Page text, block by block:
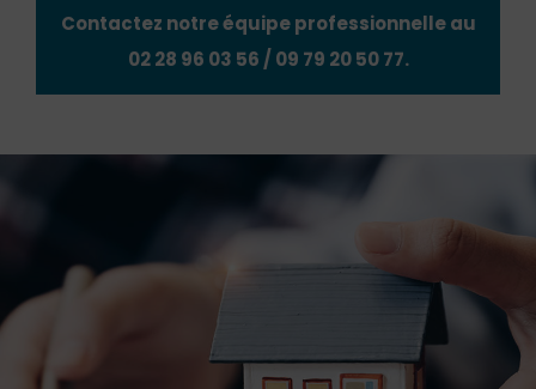
Contactez notre équipe professionnelle au
02 28 96 03 56 / 09 79 20 50 77.